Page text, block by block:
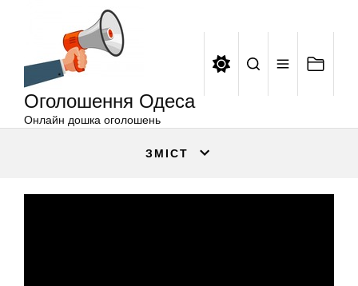
Оголошення Одеса
Онлайн дошка оголошень
ЗМІСТ